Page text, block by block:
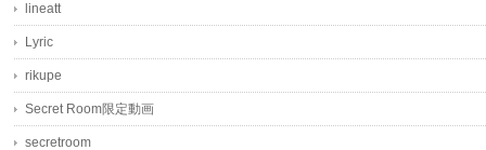
lineatt
Lyric
rikupe
Secret Room限定動画
secretroom